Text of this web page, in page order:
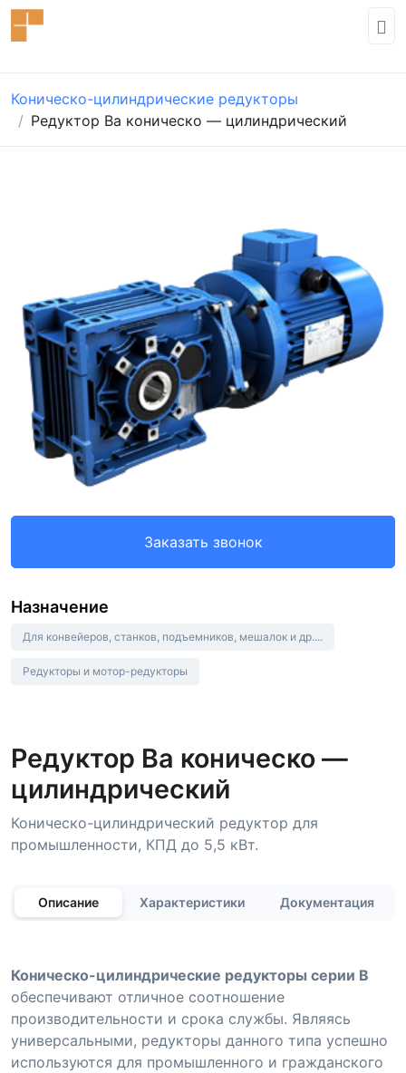
Коническо-цилиндрические редукторы
Редуктор Bа коническо — цилиндрический
Заказать звонок
Назначение
Для конвейеров, станков, подъемников, мешалок и др....
Редукторы и мотор-редукторы
Редуктор Bа коническо —
цилиндрический
Коническо-цилиндрический редуктор для
промышленности, КПД до 5,5 кВт.
Описание Характеристики Документация
Коническо-цилиндрические редукторы серии B
обеспечивают отличное соотношение
производительности и срока службы. Являясь
универсальными, редукторы данного типа успешно
используются для промышленного и гражданского